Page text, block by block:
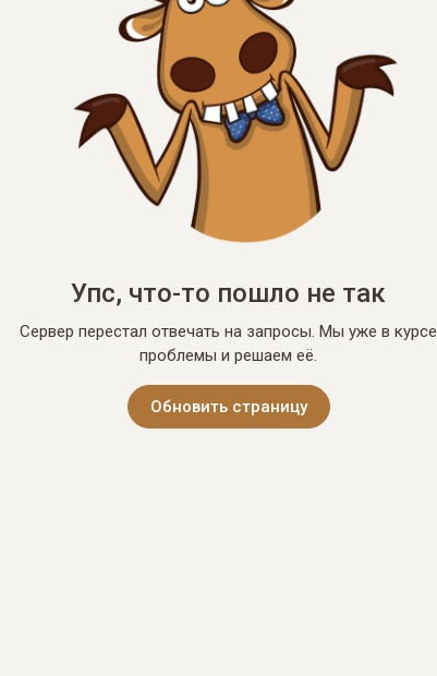
Упс, что-то пошло не так
Сервер перестал отвечать на запросы. Мы уже в курсе
проблемы и решаем её.
Обновить страницу